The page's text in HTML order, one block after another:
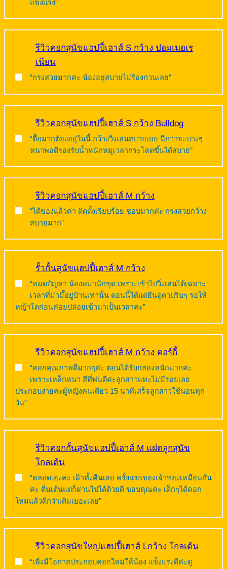
แข็งแรง”
รีวิวคอกสุนัขแฮปปี้เฮาส์ S กว้าง ปอมเมอเร
เนียน
“กรงสวยมากค่ะ น้องอยู่สบายไม่ร้องกวนเลย”
รีวิวคอกสุนัขแฮปปี้เฮาส์ S กว้าง Bulldog
“ดื้อมากต้องอยู่ในนี้ กว้างวิ่งเล่นสบายเยย นึกว่าจะบางๆ
หนาพอดีรองรับน้ำหนักหมูเวลากระโดดขึ้นได้สบาย”
รีวิวคอกสุนัขแฮปปี้เฮาส์ M กว้าง
“ได้ของแล้วค่า ติดตั้งเรียบร้อย ชอบมากค่ะ กรงสวยกว้าง
สบายมาก”
รั้วกั้นสุนัขแฮปปี้เฮาส์ M กว้าง
“หมดปัญหา น้องหมานักขุด เพราะเข้าไปวิ่งเล่นได้เฉพาะ
เวลาที่ม่ามี๊อยู่บ้านเท่านั้น ตอนนี้ได้แต่ยืนดูตาปริบๆ รอให้
หญ้าโตก่อนค่อยปล่อยเข้ามาเป็นเวลาค่ะ”
รีวิวคอกสุนัขแฮปปี้เฮาส์ M กว้าง คอร์กี้
“คอกคุณภาพดีมากๆค่ะ ตอนได้รับกล่องหนักมากค่ะ
เพราะเหล็กหนา สีที่พ่นดีค่ะลูกสาวแทะไม่มีรอยเลย
ประกอบง่ายค่ะผู้หญิงคนเดียว 15 นาทีเสร็จลูกสาวใช้นอนทุก
วัน”
รีวิวคอกกั้นสุนัขแฮปปี้เฮาส์ M แฝดลูกสุนัข
โกลเด้น
“คลอดเองค่ะ เฝ้าทั้งคืนเลย ครั้งแรกของเจ้าของเหมือนกัน
ค่ะ ตื่นเต้นแต่ก็ผ่านไปได้ด้วยดี ขอบคุณค่ะ เด็กๆได้คอก
ใหม่แล้วดีกว่าเดิมเยอะเลย”
รีวิวคอกสุนัขใหญ่แฮปปี้เฮาส์ Lกว้าง โกลเด้น
“เพิ่งมีโอกาสประกอบคอกใหม่ให้น้อง แข็งแรงดีค่ะดู